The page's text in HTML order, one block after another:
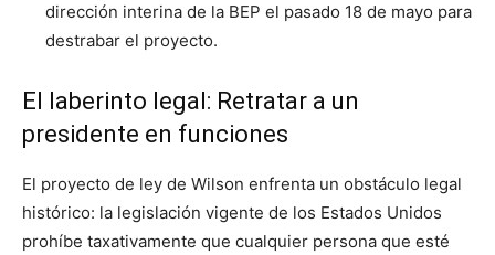
dirección interina de la BEP el pasado 18 de mayo para
destrabar el proyecto.
El laberinto legal: Retratar a un
presidente en funciones
El proyecto de ley de Wilson enfrenta un obstáculo legal
histórico: la legislación vigente de los Estados Unidos
prohíbe taxativamente que cualquier persona que esté